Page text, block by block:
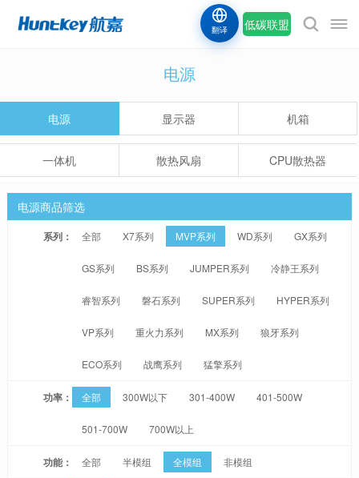
低碳联盟
翻译
电源
电源 显示器 机箱
一体机 散热风扇 CPU散热器
电源商品筛选
系列： 全部 X7系列 MVP系列 WD系列 GX系列
GS系列 BS系列 JUMPER系列 冷静王系列
睿智系列 磐石系列 SUPER系列 HYPER系列
VP系列 重火力系列 MX系列 狼牙系列
ECO系列 战鹰系列 猛擎系列
功率： 全部 300W以下 301-400W 401-500W
501-700W 700W以上
功能： 全部 半模组 全模组 非模组